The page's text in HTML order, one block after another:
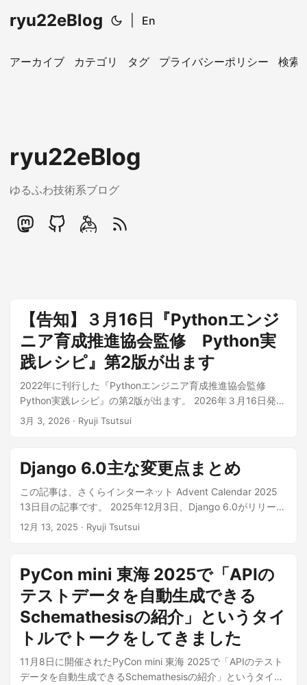
ryu22eBlog En
アーカイブ カテゴリ タグ プライバシーポリシー 検索
ryu22eBlog
ゆるふわ技術系ブログ
【告知】３月16日『Pythonエンジ
ニア育成推進協会監修 Python実
践レシピ』第2版が出ます
2022年に刊行した『Pythonエンジニア育成推進協会監修
Python実践レシピ』の第2版が出ます。 2026年３月16日発売
予定です。 予約・購入は以下からお願いします。 改訂新版
3月 3, 2026 · Ryuji Tsutsui
Django 6.0主な変更点まとめ
この記事は、さくらインターネット Advent Calendar 2025
13日目の記事です。 2025年12月3日、Django 6.0がリリース
されました。 公式サイトでのリリース情報は以下を参照して
サポート期限は2027年4月です。5.2 LTSからアップデートす
るとサポート期限が短くなってしまうことに注意してくださ
い（5.2 LTSのサポート期限は2028年4月）。 サポート期限
を短くしたくない場合は、2027年4月リリース予定の6.2 LTS
までアップデートしない手もあります（6.2 LTSのサポート期
限は2030年4月）。 各バージョンのサポート期限についての
詳細は以下公式ドキュメント「Supported Versions」を参照
してください。 Download Django | Django ...
12月 13, 2025 · Ryuji Tsutsui
PyCon mini 東海 2025で「APIの
テストデータを自動生成できる
Schemathesisの紹介」というタイ
トルでトークをしてきました
11月8日に開催されたPyCon mini 東海 2025で「APIのテスト
データを自動生成できるSchemathesisの紹介」というタイト